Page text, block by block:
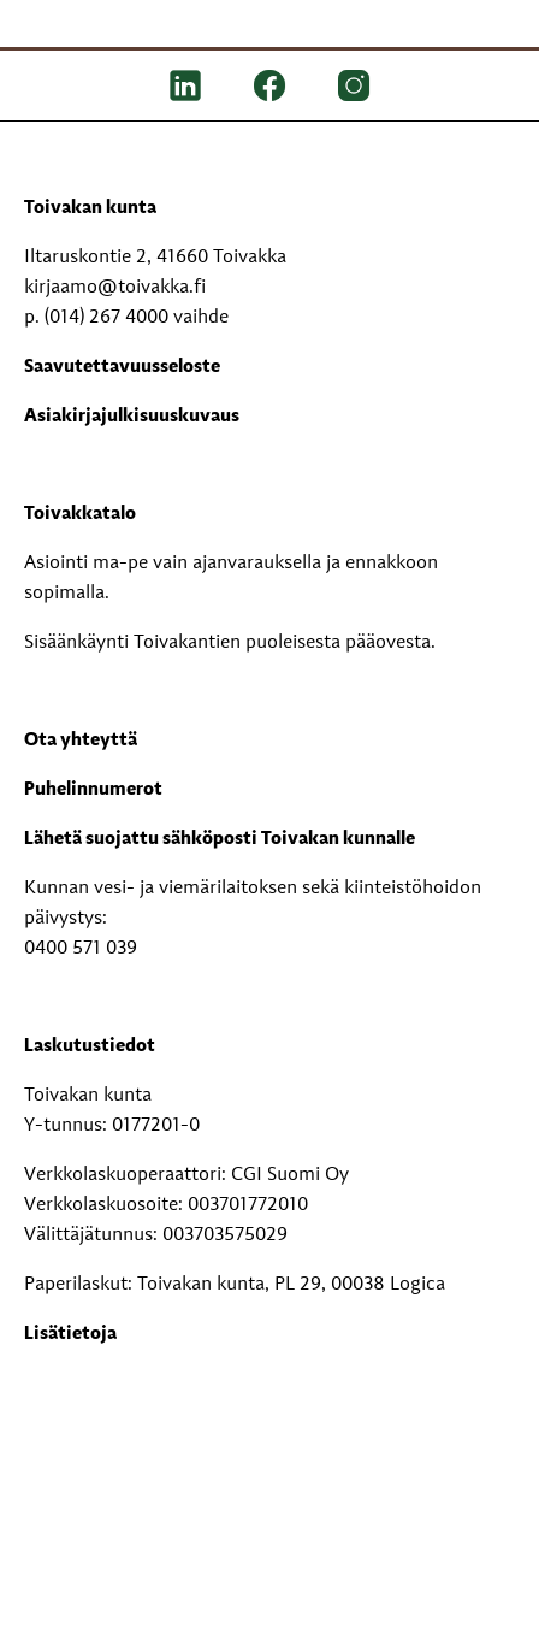
Toivakan kunta
Iltaruskontie 2, 41660 Toivakka
kirjaamo@toivakka.fi
p. (014) 267 4000 vaihde
Saavutettavuusseloste
Asiakirjajulkisuuskuvaus
Toivakkatalo
Asiointi ma-pe vain ajanvarauksella ja ennakkoon
sopimalla.
Sisäänkäynti Toivakantien puoleisesta pääovesta.
Ota yhteyttä
Puhelinnumerot
Lähetä suojattu sähköposti Toivakan kunnalle
Kunnan vesi- ja viemärilaitoksen sekä kiinteistöhoidon
päivystys:
0400 571 039
Laskutustiedot
Toivakan kunta
Y-tunnus: 0177201-0
Verkkolaskuoperaattori: CGI Suomi Oy
Verkkolaskuosoite: 003701772010
Välittäjätunnus: 003703575029
Paperilaskut: Toivakan kunta, PL 29, 00038 Logica
Lisätietoja